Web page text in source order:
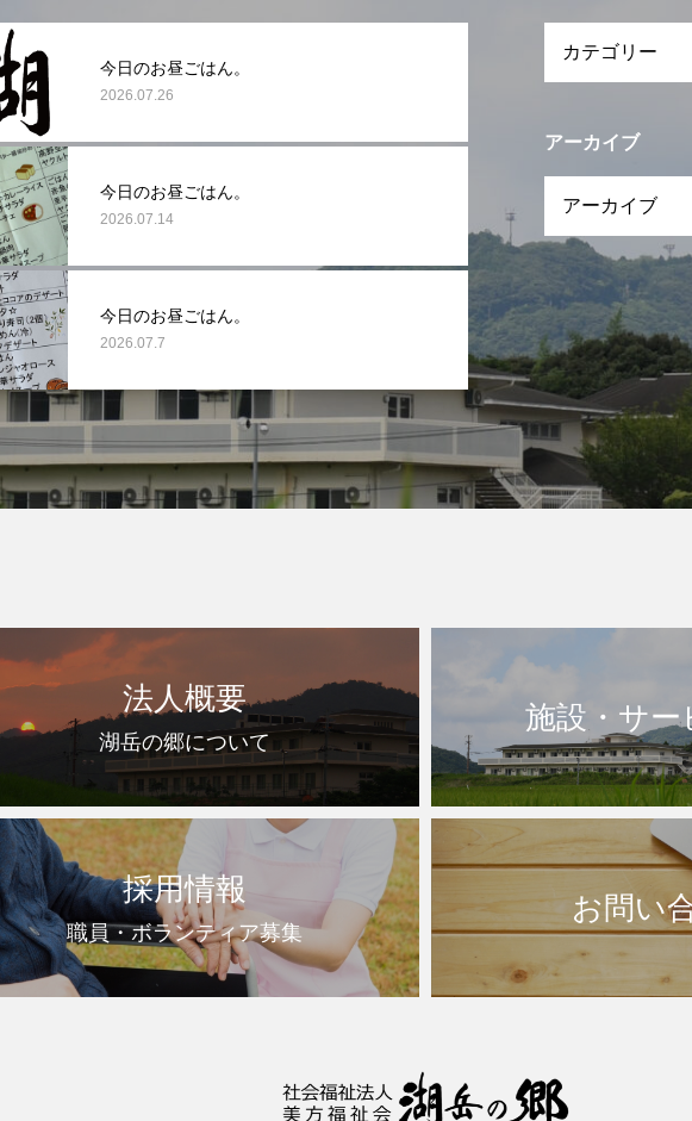
今日のお昼ごはん。
2026.07.26
今日のお昼ごはん。
2026.07.14
今日のお昼ごはん。
2026.07.7
アーカイブ
法人概要
湖岳の郷について
施設・サー
採用情報
職員・ボランティア募集
お問い